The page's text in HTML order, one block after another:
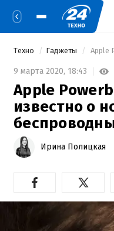
Техно Гаджеты
9 марта 2020, 18:43
Apple
известно о
Ирина Полицкая